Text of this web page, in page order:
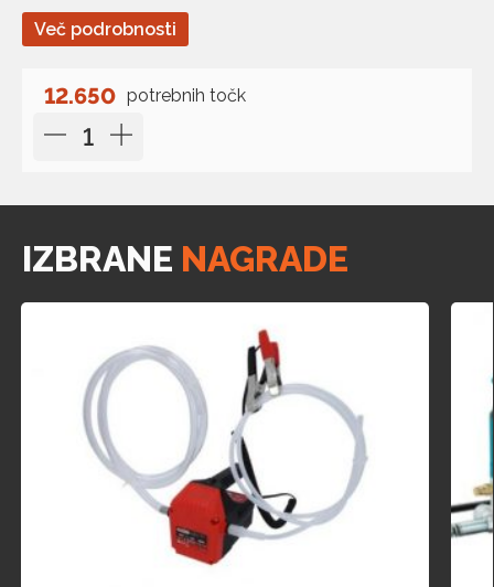
• polnilni kabel
Več podrobnosti
12.650 potrebnih točk
IZBRANE NAGRADE